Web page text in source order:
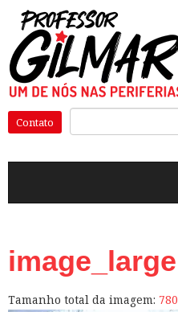
Pular
para
o
conteúdo
Contato
image_large
Tamanho total da imagem: 780